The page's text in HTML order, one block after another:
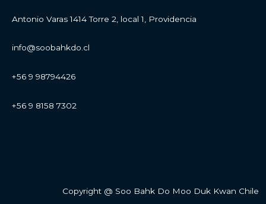
Antonio Varas 1414 Torre 2, local 1, Providencia
info@soobahkdo.cl
+56 9 98794426
+56 9 8158 7302
Copyright @ Soo Bahk Do Moo Duk Kwan Chile